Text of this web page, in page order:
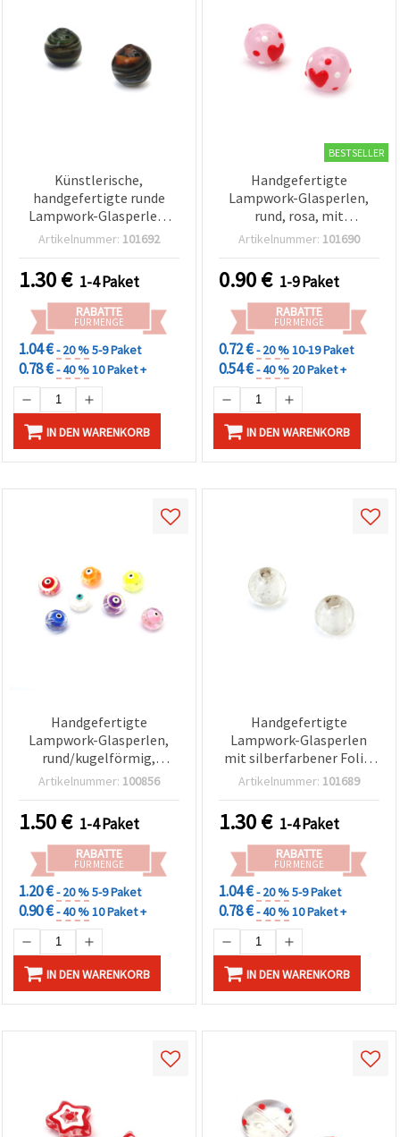
Künstlerische,
handgefertigte runde
Lampwork-Glasperlen,
grün-braun bemalt, 12
für Schmuckherstellung,
Accessoires & DIY-
Bastelprojekte – 2er-Set
Artikelnummer: 101692
1.30€ 1-4 Paket
RABATTE
FÜR MENGE
1.04 €- 20 %5-9 Paket
0.78 €- 40 %10 Paket +
IN DEN WARENKORB
BESTSELLER
Handgefertigte
Lampwork-Glasperlen,
rund, rosa, mit
geprägtem Herzmotiv, 10
Artikelnummer: 101690
0.90€ 1-9 Paket
RABATTE
FÜR MENGE
0.72 €- 20 %10-19 Paket
0.54 €- 40 % 20 Paket +
IN DEN WARENKORB
Handgefertigte
Lampwork-Glasperlen,
rund/kugelförmig,
Regenbogen-Augen-
(sortiert), 10 x 12 mm,
Loch: 1 mm – 4er-Set
Artikelnummer: 100856
1.50€ 1-4 Paket
RABATTE
FÜR MENGE
1.20 €- 20 %5-9 Paket
0.90 €- 40 %10 Paket +
IN DEN WARENKORB
Handgefertigte
Lampwork-Glasperlen
mit silberfarbener Folie,
10 mm, Loch 2 mm – 2er-
Schmuckherstellung &
Basteln (DIY)
Artikelnummer: 101689
1.30€ 1-4 Paket
RABATTE
FÜR MENGE
1.04 €- 20 %5-9 Paket
0.78 €- 40 %10 Paket +
IN DEN WARENKORB